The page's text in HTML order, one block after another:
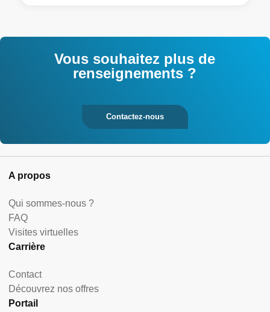
Vous souhaitez plus de
renseignements ?
Contactez-nous
A propos
Qui sommes-nous ?
FAQ
Visites virtuelles
Carrière
Contact
Découvrez nos offres
Portail